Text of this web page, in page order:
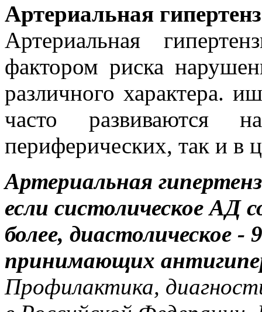
Артериальная
Артериальная
фактором риска
различного характера.
часто
периферических, так и в
Артериальная
если систолическое АД
более, диастолическое
принимающих
Профилактика,